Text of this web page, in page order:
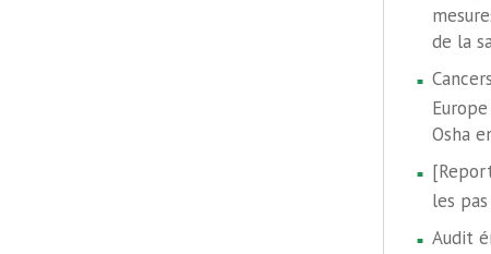
de la
Osha
les
Audit